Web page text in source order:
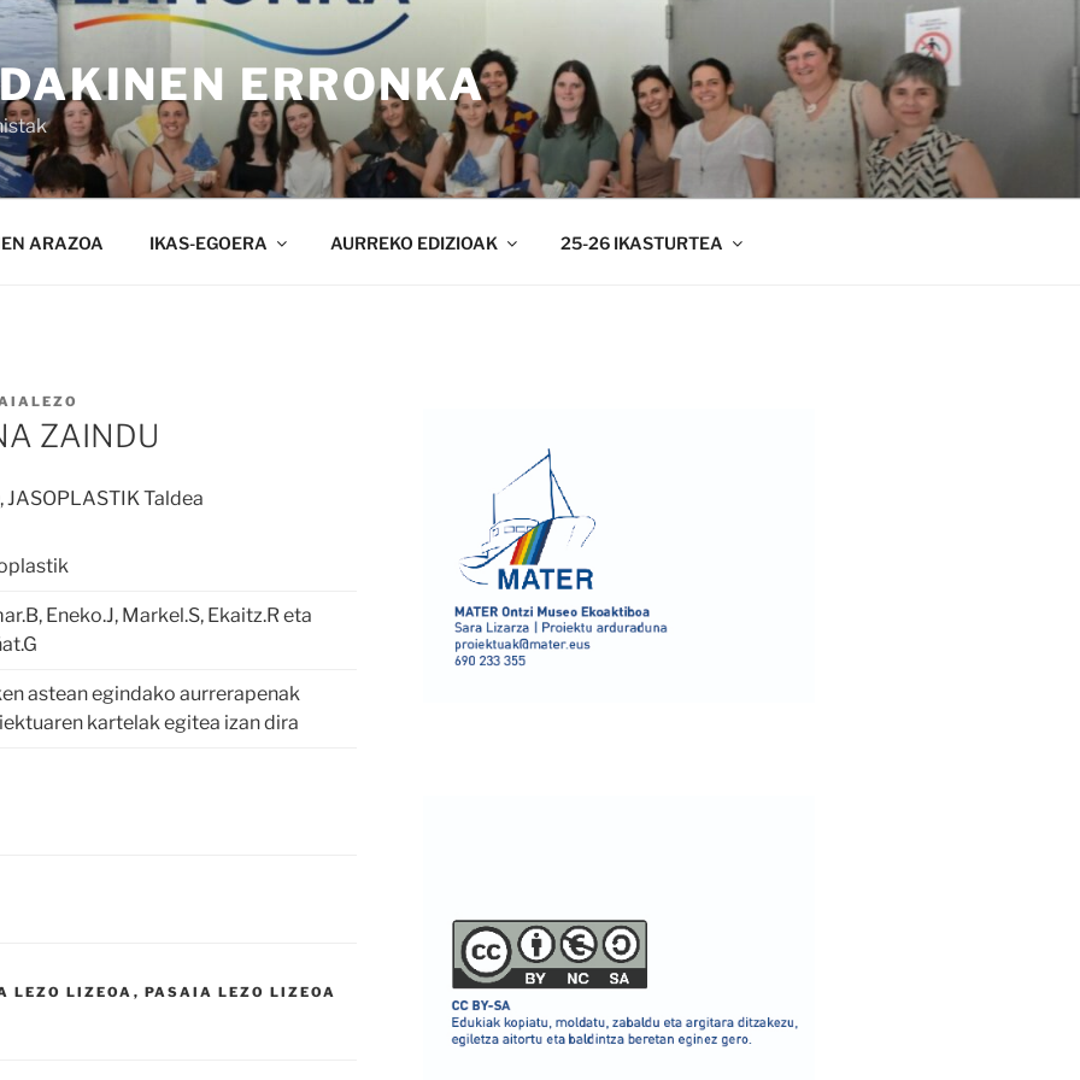
ERRONKA
ARAZOA IKAS-EGOERA AURREKO EDIZIOAK 25-26 IKASTURTEA
ZAINDU
JASOPLASTIK Taldea
Eneko.J, Markel.S, Ekaitz.R eta
astean egindako aurrerapenak
kartelak egitea izan dira
LEZO LIZEOA , PASAIA LEZO LIZEOA